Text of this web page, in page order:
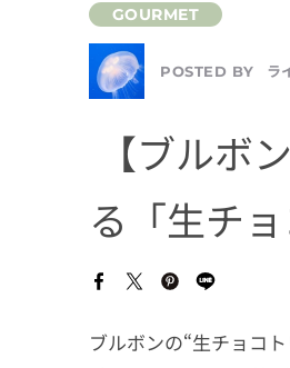
POSTED BY ラ
【ブルボ
る「生チ
ブルボンの“生チョコ